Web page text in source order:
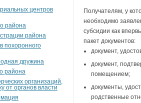
центров
района
района
похоронного
дружина
района
организаций,
от органов власти
Получателям, у
необходимо
субсидии как
пакет документов:
документ,
документ,
помещением;
документы,
родственные